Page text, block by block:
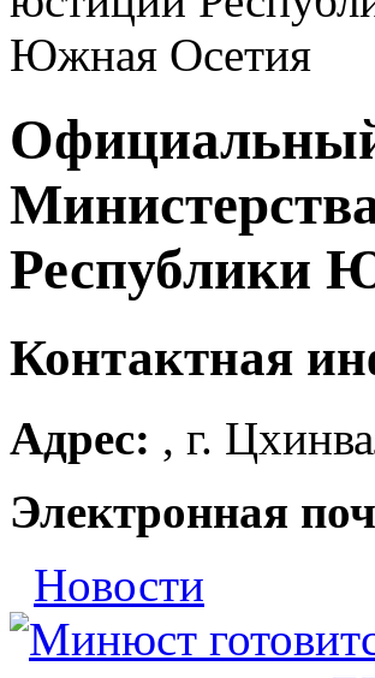
Республики
Контактная
Адрес: , г.
Электронная
Новости